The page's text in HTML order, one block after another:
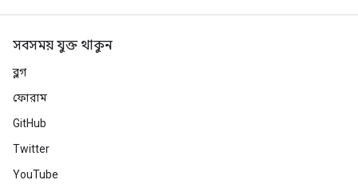
সবসময় যুক্ত থাকুন
ব্লগ
ফোরাম
GitHub
Twitter
YouTube